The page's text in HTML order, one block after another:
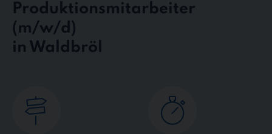
Produktionsmitarbeiter
in Waldbröl